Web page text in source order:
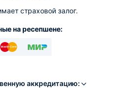
страховой залог.
на ресепшене:
аккредитацию: